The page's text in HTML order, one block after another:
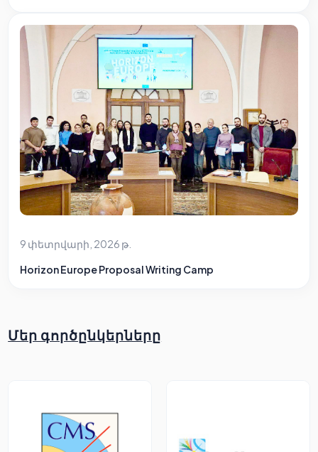
9 փետրվարի, 2026 թ.
Horizon Europe Proposal Writing Camp
Մեր գործընկերները